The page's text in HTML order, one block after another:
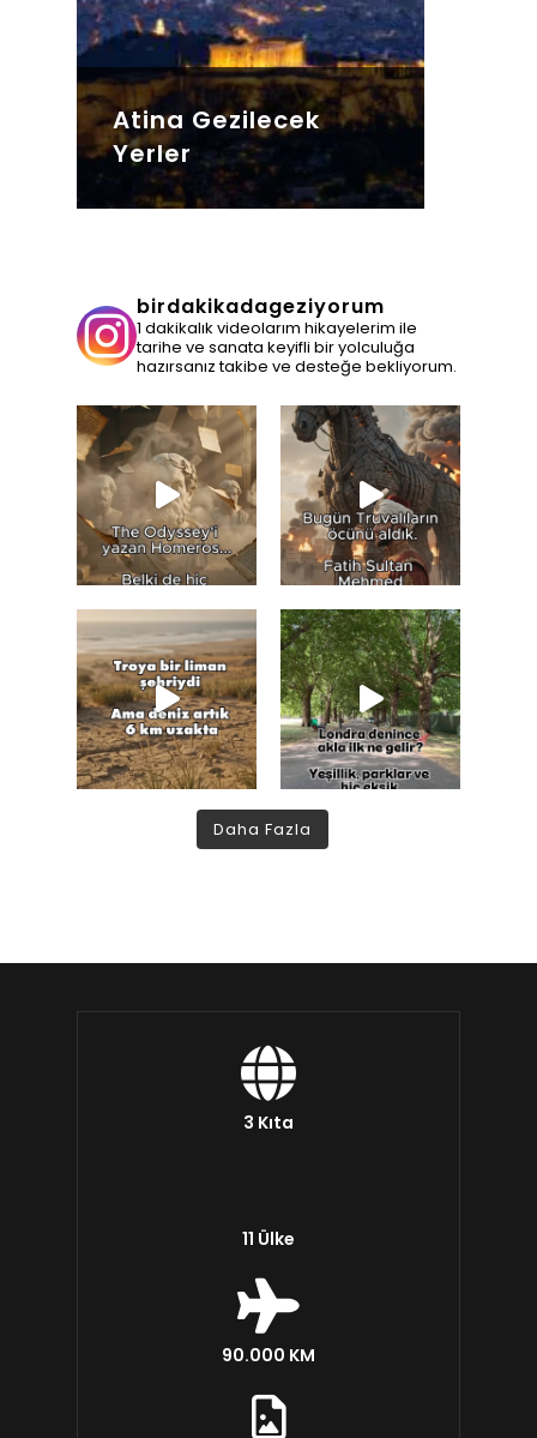
Atina Gezilecek
Yerler
birdakikadageziyorum
1 dakikalık videolarım hikayelerim ile
tarihe ve sanata keyifli bir yolculuğa
hazırsanız takibe ve desteğe bekliyorum.
Daha Fazla
3 Kıta
11 Ülke
90.000 KM